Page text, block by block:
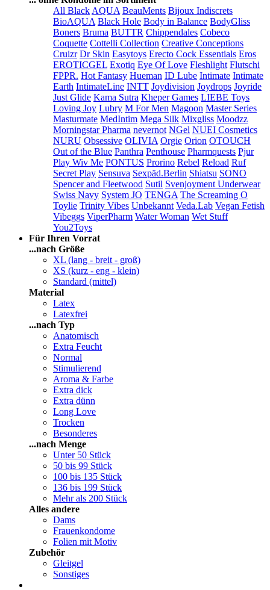
All Black AQUA BeauMents Bijoux Indiscrets
BioAQUA Black Hole Body in Balance BodyGliss
Boners Bruma BUTTR Chippendales Cobeco
Coquette Cottelli Collection Creative Conceptions
Cruizr Dr Skin Easytoys Erecto Cock Essentials Eros
EROTICGEL Exotiq Eye Of Love Fleshlight Flutschi
FPPR. Hot Fantasy Hueman ID Lube Intimate Intimate
Earth IntimateLine INTT Joydivision Joydrops Joyride
Just Glide Kama Sutra Kheper Games LIEBE Toys
Loving Joy Lubry M For Men Magoon Master Series
Masturmate MedIntim Mega Silk Mixgliss Moodzz
Morningstar Pharma nevernot NGel NUEI Cosmetics
NURU Obsessive OLIVIA Orgie Orion OTOUCH
Out of the Blue Panthra Penthouse Pharmquests Pjur
Play Wiv Me PONTUS Prorino Rebel Reload Ruf
Secret Play Sensuva Sexpäd.Berlin Shiatsu SONO
Spencer and Fleetwood Sutil Svenjoyment Underwear
Swiss Navy System JO TENGA The Screaming O
Toylie Trinity Vibes Unbekannt Veda.Lab Vegan Fetish
Vibeggs ViperPharm Water Woman Wet Stuff
You2Toys
Für Ihren Vorrat
...nach Größe
XL (lang - breit - groß)
XS (kurz - eng - klein)
Standard (mittel)
Material
Latex
Latexfrei
...nach Typ
Anatomisch
Extra Feucht
Normal
Stimulierend
Aroma & Farbe
Extra dick
Extra dünn
Long Love
Trocken
Besonderes
...nach Menge
Unter 50 Stück
50 bis 99 Stück
100 bis 135 Stück
136 bis 199 Stück
Mehr als 200 Stück
Alles andere
Dams
Frauenkondome
Folien mit Motiv
Zubehör
Gleitgel
Sonstiges